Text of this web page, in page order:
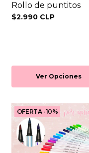
Rollo de puntitos
$2.990 CLP
Ver Opciones
OFERTA -10%